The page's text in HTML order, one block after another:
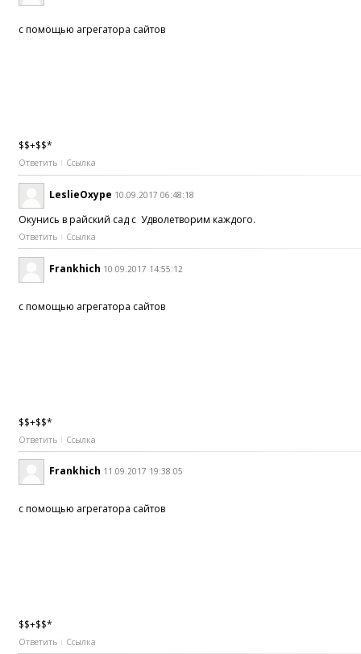
с помощью агрегатора сайтов
$$+$$*
Ответить Ссылка
LeslieOxype 10.09.2017 06:48:18
Окунись в райский сад с Удволетворим каждого.
Ответить Ссылка
Frankhich 10.09.2017 14:55:12
с помощью агрегатора сайтов
$$+$$*
Ответить Ссылка
Frankhich 11.09.2017 19:38:05
с помощью агрегатора сайтов
$$+$$*
Ответить Ссылка